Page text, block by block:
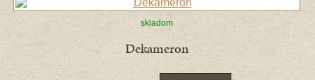
skladom
Dekameron